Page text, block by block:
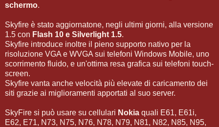
schermo.
Skyfire è stato aggiornatone, negli ultimi giorni, alla versione
1.5 con Flash 10 e Silverlight 1.5.
Skyfire introduce inoltre il pieno supporto nativo per la
risoluzione VGA e WVGA sui telefoni Windows Mobile, uno
scorrimento fluido, e un'ottima resa grafica sui telefoni touch-
screen.
Skyfire vanta anche velocità più elevate di caricamento dei
siti grazie ai miglioramenti apportati al suo server.
SkyFire si può usare su cellulari Nokia quali E61, E61i,
E62, E71, N73, N75, N76, N78, N79, N81, N82, N85, N95,